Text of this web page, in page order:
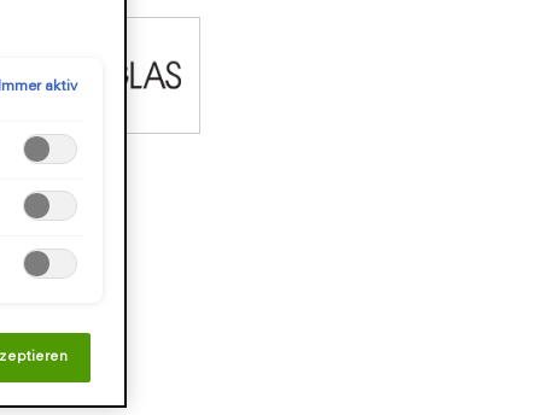
Immer aktiv